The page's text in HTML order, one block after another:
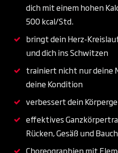
dich mit einem hohen
500 kcal/Std.
bringt dein Herz-
und dich ins Schwitzen
trainiert nicht nur deine
deine Kondition
verbessert dein
effektives
Rücken, Gesäß und
Choreographien mit